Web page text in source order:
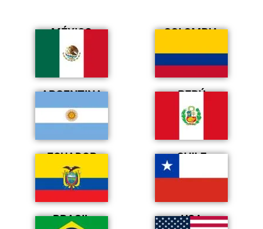
MÉXICO COLOMBIA
ARGENTINA PERÚ
ECUADOR CHILE
BRASIL USA